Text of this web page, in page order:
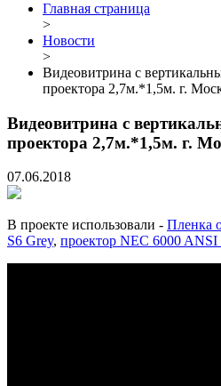
Главная страница
>
Новости
>
Видеовитрина с
проектора 2,7м.*1,5м. г.
Видеовитрина с
проектора 2,7м.*1,5м. г.
07.06.2018
В проекте использовали - Пленка
S6 Grey, проектор NEC 6000